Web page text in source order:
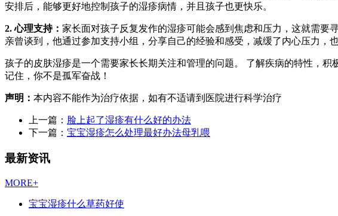
安排后，能够更好地控制孩子的湿疹病情，并且孩子也更快乐。
2. 心理支持： 家长面对孩子反复发作的湿疹可能会感到焦虑和压力，这就需要
亲曾谈到，他通过参加支持小组，分享自己的经验和感受，减缓了内心压力，
孩子的皮肤湿疹是一个需要家长长期关注和管理的问题。 了解疾病的特性，
记住，你不是孤军奋战！
声明： 本内容不能作为治疗依据，如有不适请到医院进行科学治疗
上一篇： 脸上起了湿疹有什么好的办法
下一篇： 宝宝湿疹怎么处理最好办法母乳喂
最新资讯
MORE+
宝宝湿疹什么草药好使